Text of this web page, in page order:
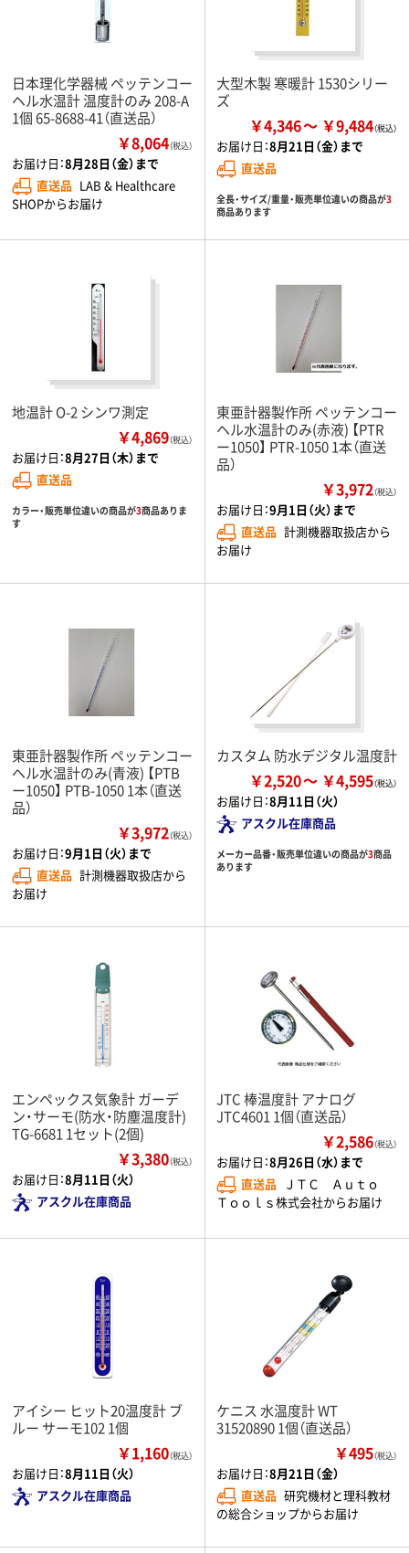
日本理化学器械 ペッテンコー
ヘル水温計 温度計のみ 208-A
1個 65-8688-41（直送品）
￥8,064（税込）
お届け日：8月28日（金）まで
直送品 LAB & Healthcare
SHOPからお届け
大型木製 寒暖計 1530シリー
ズ
￥4,346 ￥9,484
お届け日：8月21日（金）まで
直送品
全長・サイズ/重量・販売単位違いの商品が3
商品あります
地温計 O-2 シンワ測定
￥4,869（税込）
お届け日：8月27日（木）まで
直送品
カラー・販売単位違いの商品が3商品ありま
す
東亜計器製作所 ペッテンコー
ヘル水温計のみ(赤液) 【PTR
ー1050】 PTR-1050 1本（直送
品）
￥3,972（税込）
お届け日：9月1日（火）まで
直送品 計測機器取扱店から
お届け
東亜計器製作所 ペッテンコー
ヘル水温計のみ(青液) 【PTB
ー1050】 PTB-1050 1本（直送
品）
￥3,972（税込）
お届け日：9月1日（火）まで
直送品 計測機器取扱店から
お届け
カスタム 防水デジタル温度計
￥2,520 ￥4,595
お届け日：8月11日（火）
アスクル在庫商品
メーカー品番・販売単位違いの商品が3商品
あります
エンペックス気象計 ガーデ
ン・サーモ(防水・防塵温度計)
TG-6681 1セット(2個)
￥3,380（税込）
お届け日：8月11日（火）
アスクル在庫商品
JTC 棒温度計 アナログ
JTC4601 1個（直送品）
￥2,586（税込）
お届け日：8月26日（水）まで
直送品
ＪＴＣ Ａｕｔｏ
Ｔｏｏｌｓ株式会社からお届け
アイシー ヒット20温度計 ブ
ルー サーモ102 1個
￥1,160（税込）
お届け日：8月11日（火）
アスクル在庫商品
ケニス 水温度計 WT
31520890 1個（直送品）
￥495（税込）
お届け日：8月21日（金）
直送品 研究機材と理科教材
の総合ショップからお届け